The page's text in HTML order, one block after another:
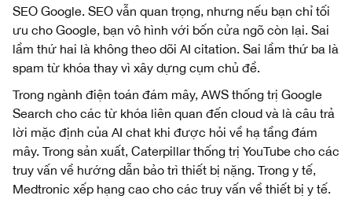
SEO Google. SEO vẫn quan trọng, nhưng nếu bạn chỉ tối
ưu cho Google, bạn vô hình với bốn cửa ngõ còn lại. Sai
lầm thứ hai là không theo dõi AI citation. Sai lầm thứ ba là
spam từ khóa thay vì xây dựng cụm chủ đề.
Trong ngành điện toán đám mây, AWS thống trị Google
Search cho các từ khóa liên quan đến cloud và là câu trả
lời mặc định của AI chat khi được hỏi về hạ tầng đám
mây. Trong sản xuất, Caterpillar thống trị YouTube cho các
truy vấn về hướng dẫn bảo trì thiết bị nặng. Trong y tế,
Medtronic xếp hạng cao cho các truy vấn về thiết bị y tế.